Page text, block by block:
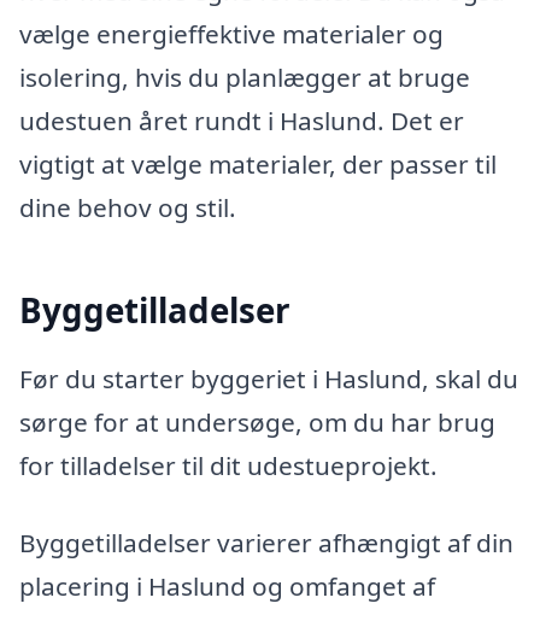
vælge energieffektive materialer og
isolering, hvis du planlægger at bruge
udestuen året rundt i Haslund. Det er
vigtigt at vælge materialer, der passer til
dine behov og stil.
Byggetilladelser
Før du starter byggeriet i Haslund, skal du
sørge for at undersøge, om du har brug
for tilladelser til dit udestueprojekt.
Byggetilladelser varierer afhængigt af din
placering i Haslund og omfanget af